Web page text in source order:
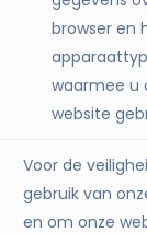
browser en
waarmee u
website
Voor de
gebruik van
en om onze